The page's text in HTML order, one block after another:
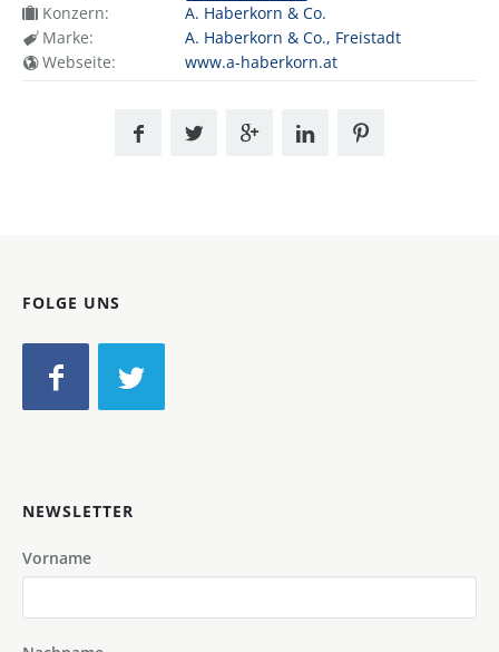
Konzern:
A. Haberkorn & Co.
Marke:
A. Haberkorn & Co., Freistadt
Webseite:
www.a-haberkorn.at
FOLGE UNS
NEWSLETTER
Vorname